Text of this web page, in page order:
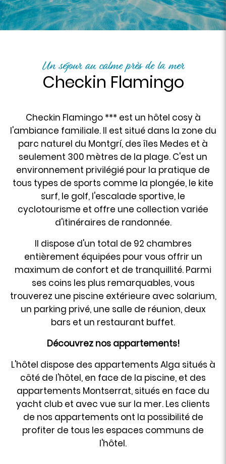
Un séjour au calme près de la mer
Checkin Flamingo
Checkin Flamingo *** est un hôtel cosy à
l'ambiance familiale. Il est situé dans la zone du
parc naturel du Montgrí, des îles Medes et à
seulement 300 mètres de la plage. C'est un
environnement privilégié pour la pratique de
tous types de sports comme la plongée, le kite
surf, le golf, l'escalade sportive, le
cyclotourisme et offre une collection variée
d'itinéraires de randonnée.
Il dispose d'un total de 92 chambres
entièrement équipées pour vous offrir un
maximum de confort et de tranquillité. Parmi
ses coins les plus remarquables, vous
trouverez une piscine extérieure avec solarium,
un parking privé, une salle de réunion, deux
bars et un restaurant buffet.
Découvrez nos appartements!
L'hôtel dispose des appartements Alga situés à
côté de l'hôtel, en face de la piscine, et des
appartements Montserrat, situés en face du
yacht club et avec vue sur la mer. Les clients
de nos appartements ont la possibilité de
profiter de tous les espaces communs de
l'hôtel.